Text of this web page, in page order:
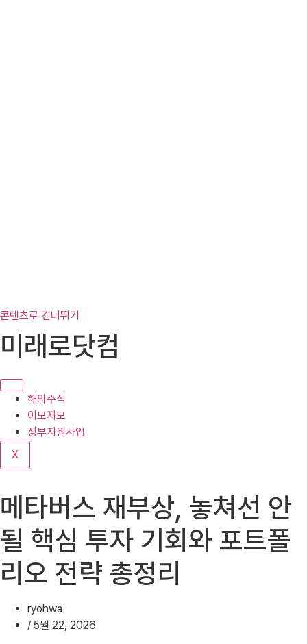
콘텐츠로 건너뛰기
미래로닷컴
해외주식
이모저모
정부지원사업
X
메타버스 재부상, 놓쳐선 안
될 핵심 투자 기회와 포트폴
리오 전략 총정리
ryohwa
/ 5월 22, 2026